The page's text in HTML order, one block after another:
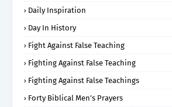
Daily Inspiration
Day In History
Fight Against False Teaching
Fighting Against False Teaching
Fighting Against False Teachings
Forty Biblical Men's Prayers